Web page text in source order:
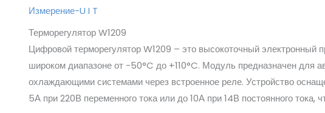
Измерение-U I T
Терморегулятор W1209
Цифровой терморегулятор W1209 – это высокоточный электронный
широком диапазоне от -50°C до +110°C. Модуль предназначен для
охлаждающими системами через встроенное реле. Устройство
5А при 220В переменного тока или до 10А при 14В постоянного тока,